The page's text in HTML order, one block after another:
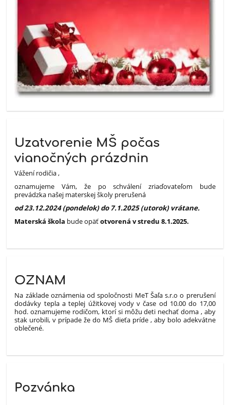
Uzatvorenie MŠ počas
vianočných prázdnin
Vážení rodičia ,
oznamujeme Vám, že po schválení zriaďovateľom bude
prevádzka našej materskej školy prerušená
od 23.12.2024 (pondelok) do 7.1.2025 (utorok) vrátane.
Materská škola bude opäťotvorená v stredu 8.1.2025.
OZNAM
Na základe oznámenia od spoločnosti MeT Šaľa s.r.o o prerušení
dodávky tepla a teplej úžitkovej vody v čase od 10.00 do 17,00
hod. oznamujeme rodičom, ktorí si môžu deti nechať doma , aby
stak urobili, v prípade že do MŠ dieťa príde , aby bolo adekvátne
oblečené.
Pozvánka